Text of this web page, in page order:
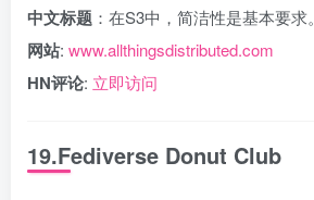
中文标题 ：在S3中，简洁性是基本要求。
网站: www.allthingsdistributed.com
HN评论: 立即访问
19.Fediverse Donut Club